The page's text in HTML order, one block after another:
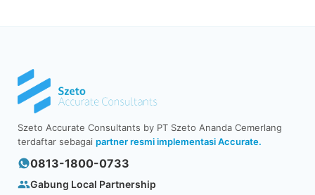
Szeto Accurate Consultants by PT Szeto Ananda Cemerlang
terdaftar sebagai partner resmi implementasi Accurate.
0813-1800-0733
Gabung Local Partnership